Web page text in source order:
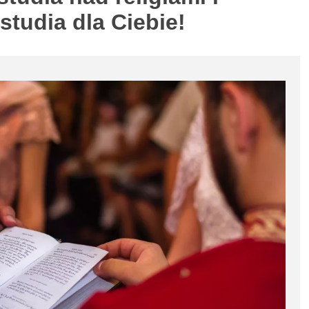
dla Ciebie!